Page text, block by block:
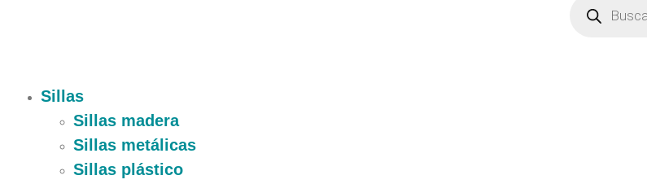
Sillas
Sillas madera
Sillas metálicas
Sillas plástico